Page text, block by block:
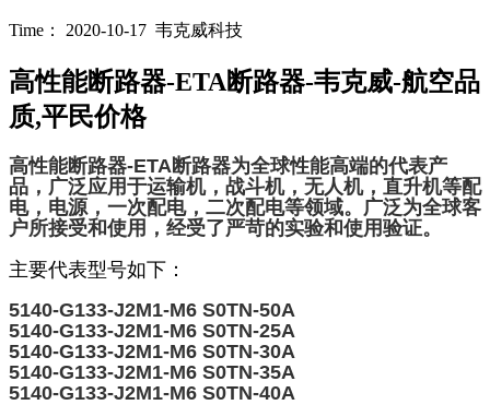
Time： 2020-10-17 韦克威科技
高性能断路器-ETA断路器-韦克威-航空品
质,平民价格
高性能断路器-ETA断路器为全球性能高端的代表产
品，广泛应用于运输机，战斗机，无人机，直升机等配
电，电源，一次配电，二次配电等领域。广泛为全球客
户所接受和使用，经受了严苛的实验和使用验证。
主要代表型号如下：
5140-G133-J2M1-M6 S0TN-50A
5140-G133-J2M1-M6 S0TN-25A
5140-G133-J2M1-M6 S0TN-30A
5140-G133-J2M1-M6 S0TN-35A
5140-G133-J2M1-M6 S0TN-40A